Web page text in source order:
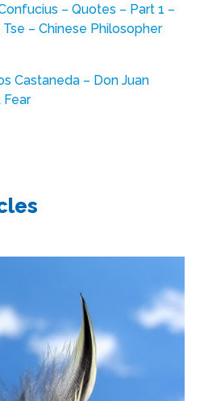
– Quotes – Part 1 –
Tse – Chinese Philosopher
Castaneda – Don Juan
Fear